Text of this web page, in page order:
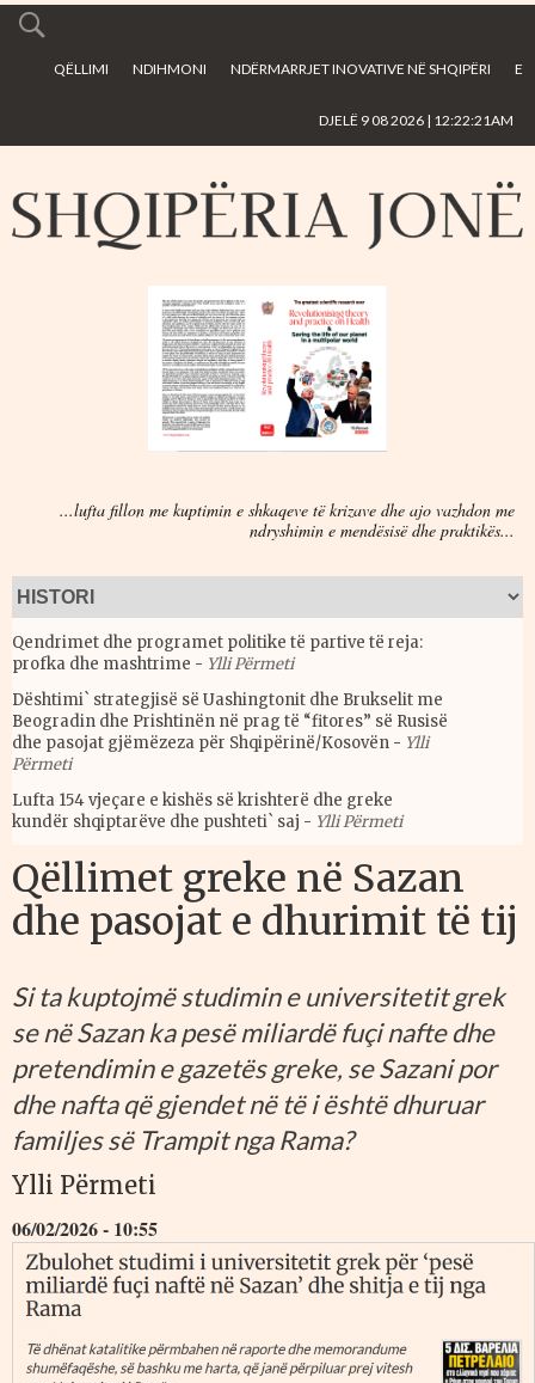
main
QËLLIMI NDIHMONI NDËRMARRJET INOVATIVE NË SHQIPËRI E
DJELË 9 08 2026 | 12:22:21AM
...lufta fillon me kuptimin e shkaqeve të krizave dhe ajo vazhdon me
ndryshimin e mendësisë dhe praktikës...
Qendrimet dhe programet politike të partive të reja:
profka dhe mashtrime - Ylli Përmeti
Dështimi` strategjisë së Uashingtonit dhe Brukselit me
Beogradin dhe Prishtinën në prag të “fitores” së Rusisë
dhe pasojat gjëmëzeza për Shqipërinë/Kosovën - Ylli
Përmeti
Lufta 154 vjeçare e kishës së krishterë dhe greke
kundër shqiptarëve dhe pushteti` saj - Ylli Përmeti
Qëllimet greke në Sazan
dhe pasojat e dhurimit të tij
Si ta kuptojmë studimin e universitetit grek
se në Sazan ka pesë miliardë fuçi nafte dhe
pretendimin e gazetës greke, se Sazani por
dhe nafta që gjendet në të i është dhuruar
familjes së Trampit nga Rama?
Ylli Përmeti
06/02/2026 - 10:55